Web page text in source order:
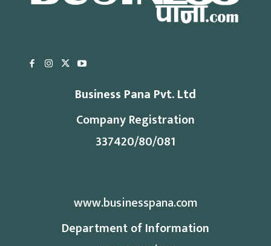
Business Pana Pvt. Ltd
Company Registration
337420/80/081
www.businesspana.com
Department of Information